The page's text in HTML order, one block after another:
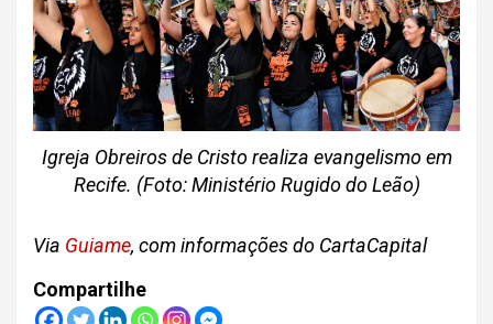
Igreja Obreiros de Cristo realiza evangelismo em
Recife. (Foto: Ministério Rugido do Leão)
Via Guiame, com informações do CartaCapital
Compartilhe